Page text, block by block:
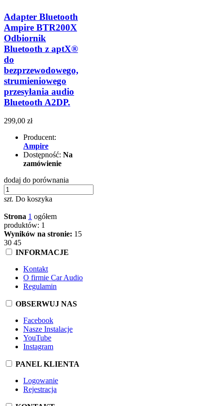
Adapter Bluetooth
Ampire BTR200X
Odbiornik
Bluetooth z aptX®
do
bezprzewodowego,
strumieniowego
przesyłania audio
Bluetooth A2DP.
299,00 zł
Producent:
Ampire
Dostępność: Na
zamówienie
dodaj do porównania
szt. Do koszyka
Strona 1 ogółem
produktów: 1
Wyników na stronie: 15
30 45
INFORMACJE
Kontakt
O firmie Car Audio
Regulamin
OBSERWUJ NAS
Facebook
Nasze Instalacje
YouTube
Instagram
PANEL KLIENTA
Logowanie
Rejestracja